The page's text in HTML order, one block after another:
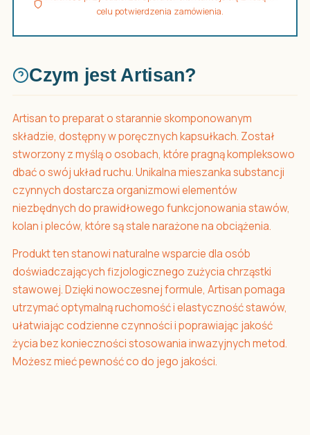
celu potwierdzenia zamówienia.
Czym jest Artisan?
Artisan to preparat o starannie skomponowanym
składzie, dostępny w poręcznych kapsułkach. Został
stworzony z myślą o osobach, które pragną kompleksowo
dbać o swój układ ruchu. Unikalna mieszanka substancji
czynnych dostarcza organizmowi elementów
niezbędnych do prawidłowego funkcjonowania stawów,
kolan i pleców, które są stale narażone na obciążenia.
Produkt ten stanowi naturalne wsparcie dla osób
doświadczających fizjologicznego zużycia chrząstki
stawowej. Dzięki nowoczesnej formule, Artisan pomaga
utrzymać optymalną ruchomość i elastyczność stawów,
ułatwiając codzienne czynności i poprawiając jakość
życia bez konieczności stosowania inwazyjnych metod.
Możesz mieć pewność co do jego jakości.